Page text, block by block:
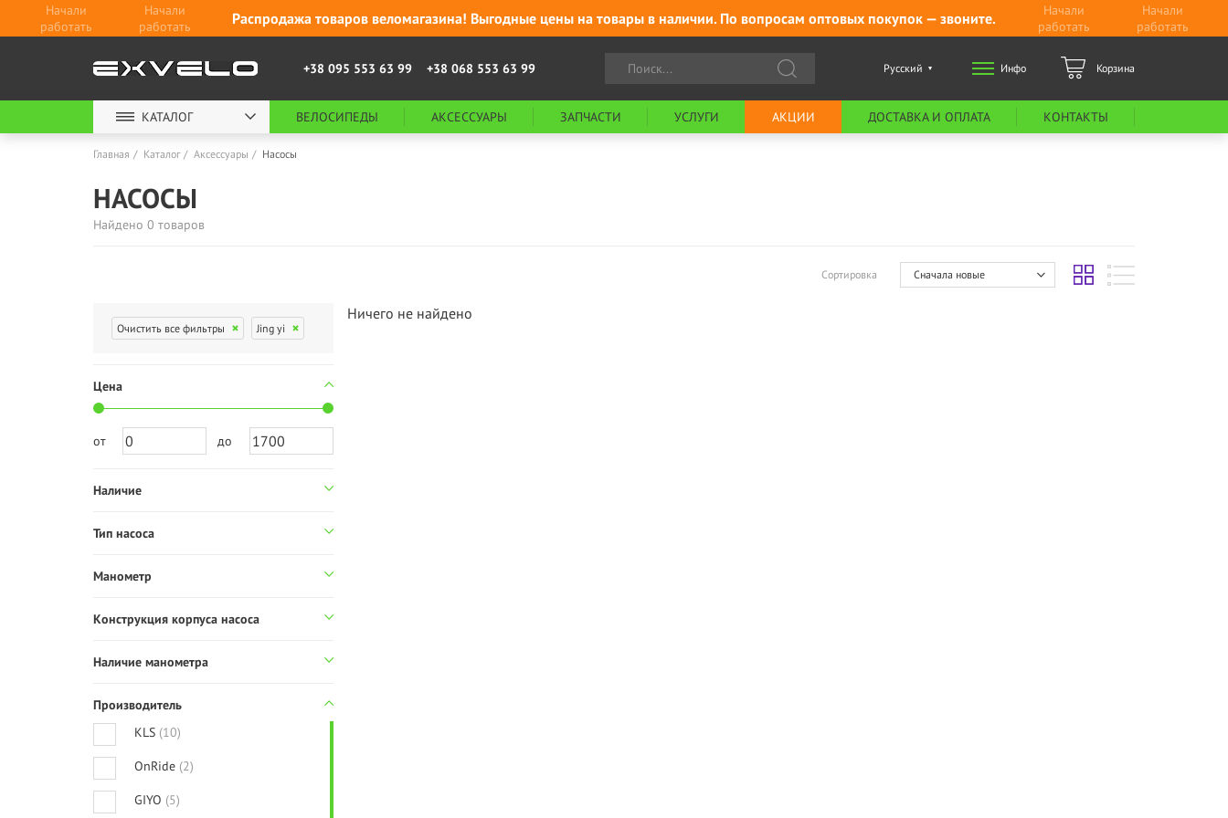
Начали
работать
Начали
работать
Распродажа товаров веломагазина! Выгодные цены на товары в наличии. По вопросам оптовых покупок — звоните.
Начали
работать
Начали
работать
+38 095 553 63 99 +38 068 553 63 99 Русский Инфо Корзина
КАТАЛОГ ВЕЛОСИПЕДЫ АКСЕССУАРЫ ЗАПЧАСТИ УСЛУГИ АКЦИИ ДОСТАВКА И ОПЛАТА КОНТАКТЫ
Главная Каталог Аксессуары Насосы
НАСОСЫ
Найдено 0 товаров
Сортировка Сначала новые
Очистить все фильтры Jing yi
Цена
от до
Наличие
Тип насоса
Манометр
Конструкция корпуса насоса
Наличие манометра
Производитель
KLS (10)
OnRide (2)
GIYO (5)
Ничего не найдено